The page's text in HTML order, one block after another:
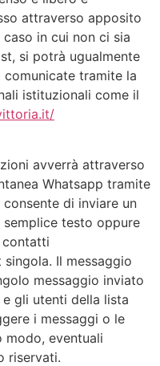
attraverso apposito
in cui non ci sia
si potrà ugualmente
tramite la
istituzionali come il
avverrà attraverso
Whatsapp tramite
di inviare un
testo oppure
contatti
Il messaggio
messaggio inviato
gli utenti della lista
i messaggi o le
modo, eventuali
riservati.